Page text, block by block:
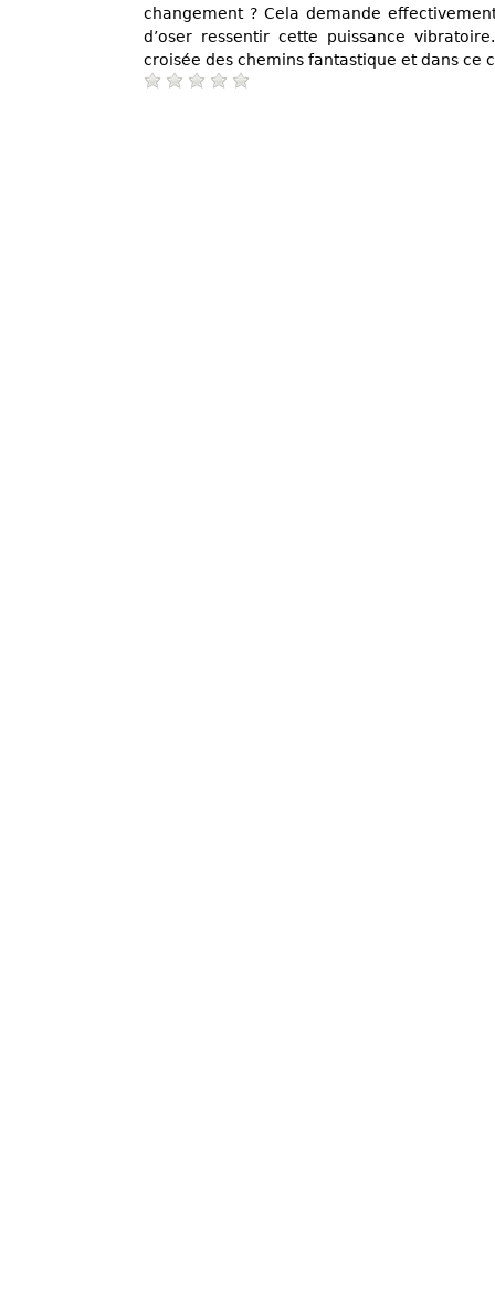
changement ? Cela demande
d’oser ressentir cette puissance
croisée des chemins fantastique et dans ce